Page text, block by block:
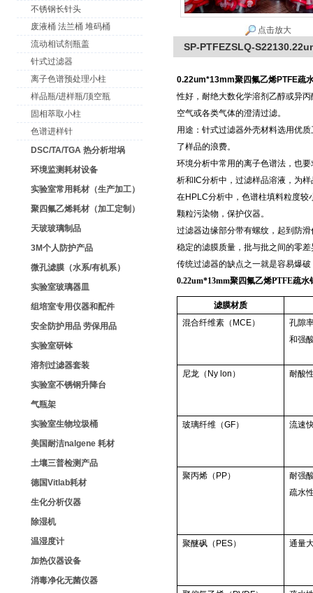
不锈钢长针头
废液桶 法兰桶 堆码桶
流动相试剂瓶盖
针式过滤器
离子色谱预处理小柱
样品瓶/进样瓶/顶空瓶
固相萃取小柱
色谱进样针
DSC/TA/TGA 热分析坩埚
环境监测耗材设备
实验室常用耗材（生产加工）
聚四氟乙烯耗材（加工定制）
天玻玻璃制品
3M个人防护产品
微孔滤膜（水系/有机系）
实验室玻璃器皿
组培室专用仪器和配件
安全防护用品 劳保用品
实验室研钵
溶剂过滤器套装
实验室不锈钢升降台
气瓶架
实验室生物垃圾桶
美国耐洁nalgene 耗材
土壤三普检测产品
德国Vitlab耗材
生化分析仪器
除湿机
温湿度计
加热仪器设备
消毒净化无菌仪器
点击放大
SP-PTFEZSLQ-
0.22um*13mm聚四氟乙烯PTFE疏
性好，耐绝大数化学溶剂乙醇或异
空气或各类气体的澄清过滤。
用途：针式过滤器外壳材料选用优
了样品的浪费。
环境分析中常用的离子色谱法，也
析和IC分析中，过滤样品溶液，为
在HPLC分析中，色谱柱填料粒度较
颗粒污染物，保护仪器。
过滤器边缘部分带有螺纹，起到防
稳定的滤膜质量，批与批之间的零
传统过滤器的缺点之一就是容易爆
0.22um*13mm聚四氟乙烯PTFE疏水
滤膜材质
混合纤维素（MCE）
孔隙
和强
尼龙（Ny lon） 耐酸
玻璃纤维（GF） 流速
聚丙烯（PP）
耐强
疏水
聚醚砜（PES） 通量